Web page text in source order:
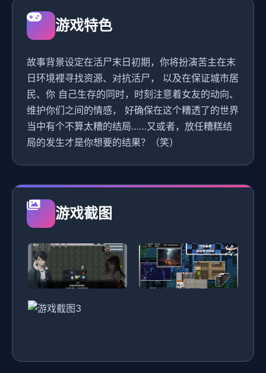
游戏特色
故事背景设定在活尸末日初期，你将扮演苦主在末
日环境裡寻找资源、对抗活尸， 以及在保证城市居
民、你 自己生存的同时，时刻注意着女友的动向、
维护你们之间的情感， 好确保在这个糟透了的世界
当中有个不算太糟的结局……又或者，放任糟糕结
局的发生才是你想要的结果？（笑）
游戏截图